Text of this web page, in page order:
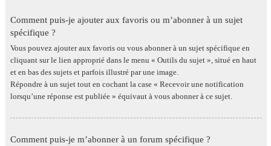
Comment puis-je ajouter aux favoris ou m’abonner à un sujet
spécifique ?
Vous pouvez ajouter aux favoris ou vous abonner à un sujet spécifique en
cliquant sur le lien approprié dans le menu « Outils du sujet », situé en haut
et en bas des sujets et parfois illustré par une image.
Répondre à un sujet tout en cochant la case « Recevoir une notification
lorsqu’une réponse est publiée » équivaut à vous abonner à ce sujet.
Comment puis-je m’abonner à un forum spécifique ?